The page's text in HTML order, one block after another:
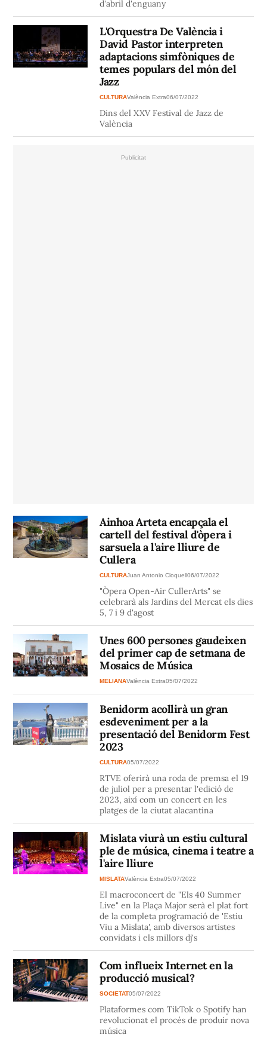
d'abril d'enguany
L'Orquestra De València i
David Pastor interpreten
adaptacions simfòniques de
temes populars del món del
Jazz
CULTURAValència Extra06/07/2022
Dins del XXV Festival de Jazz de
València
Ainhoa Arteta encapçala el
cartell del festival d'òpera i
sarsuela a l'aire lliure de
Cullera
CULTURAJuan Antonio Cloquell06/07/2022
"Òpera Open-Air CullerArts" se
celebrarà als Jardins del Mercat els dies
5, 7 i 9 d'agost
Unes 600 persones gaudeixen
del primer cap de setmana de
Mosaics de Música
MELIANAValència Extra05/07/2022
Benidorm acollirà un gran
esdeveniment per a la
presentació del Benidorm Fest
2023
CULTURA05/07/2022
RTVE oferirà una roda de premsa el 19
de juliol per a presentar l'edició de
2023, així com un concert en les
platges de la ciutat alacantina
Mislata viurà un estiu cultural
ple de música, cinema i teatre a
l'aire lliure
MISLATAValència Extra05/07/2022
El macroconcert de "Els 40 Summer
Live" en la Plaça Major serà el plat fort
de la completa programació de 'Estiu
Viu a Mislata', amb diversos artistes
convidats i els millors dj's
Com influeix Internet en la
producció musical?
SOCIETAT05/07/2022
Plataformes com TikTok o Spotify han
revolucionat el procés de produir nova
música